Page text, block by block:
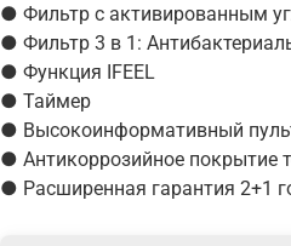
● Фильтр с активированным
● Фильтр 3 в 1:
● Функция IFEEL
● Таймер
● Высокоинформативный
● Антикоррозийное покрытие
● Расширенная гарантия 2+1